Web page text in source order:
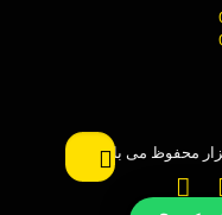
محفوظ می باشد